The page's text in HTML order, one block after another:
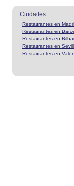
Ciudades
Restaurantes en
Restaurantes en
Restaurantes en
Restaurantes en
Restaurantes en